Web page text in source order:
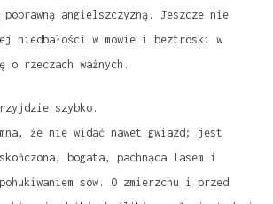
angielszczyzną. Jeszcze nie
niedbałości w mowie i beztroski w
o rzeczach ważnych.
szybko.
że nie widać nawet gwiazd; jest
bogata, pachnąca lasem i
sów. O zmierzchu i przed